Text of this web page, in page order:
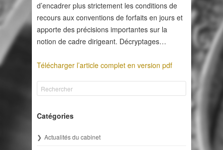
d’encadrer plus strictement les conditions de
recours aux conventions de forfaits en jours et
apporte des précisions importantes sur la
notion de cadre dirigeant. Décryptages…
Télécharger l’article complet en version pdf
Catégories
Actualités du cabinet